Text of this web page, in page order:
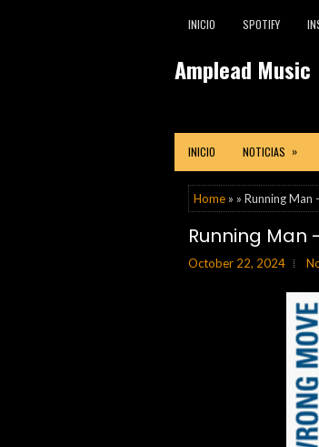
INICIO SPOTIFY
Amplead Music
INICIO NOTICIAS »
Home » » Running
Running Man
October 22, 2024